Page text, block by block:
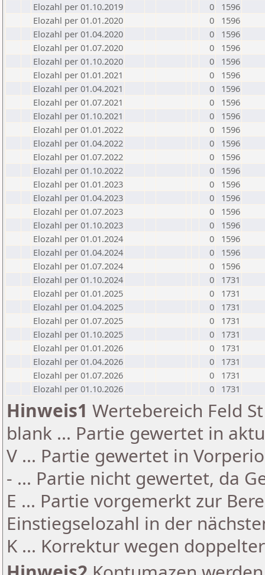
Elozahl per 01.10.2019
0
1596
Elozahl per 01.01.2020
0
1596
Elozahl per 01.04.2020
0
1596
Elozahl per 01.07.2020
0
1596
Elozahl per 01.10.2020
0
1596
Elozahl per 01.01.2021
0
1596
Elozahl per 01.04.2021
0
1596
Elozahl per 01.07.2021
0
1596
Elozahl per 01.10.2021
0
1596
Elozahl per 01.01.2022
0
1596
Elozahl per 01.04.2022
0
1596
Elozahl per 01.07.2022
0
1596
Elozahl per 01.10.2022
0
1596
Elozahl per 01.01.2023
0
1596
Elozahl per 01.04.2023
0
1596
Elozahl per 01.07.2023
0
1596
Elozahl per 01.10.2023
0
1596
Elozahl per 01.01.2024
0
1596
Elozahl per 01.04.2024
0
1596
Elozahl per 01.07.2024
0
1596
Elozahl per 01.10.2024
0
1731
Elozahl per 01.01.2025
0
1731
Elozahl per 01.04.2025
0
1731
Elozahl per 01.07.2025
0
1731
Elozahl per 01.10.2025
0
1731
Elozahl per 01.01.2026
0
1731
Elozahl per 01.04.2026
0
1731
Elozahl per 01.07.2026
0
1731
Elozahl per 01.10.2026
0 1731
Hinweis1 Wertebereich Feld
blank ... Partie gewertet in
V ... Partie gewertet in
- ... Partie nicht gewertet, da
E ... Partie vorgemerkt zur
Einstiegselozahl in der
K ... Korrektur wegen